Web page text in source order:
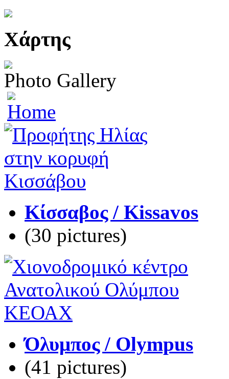
Χάρτης
Photo Gallery
Κίσσαβος / Kissavos
(30 pictures)
Όλυμπος / Olympus
(41 pictures)